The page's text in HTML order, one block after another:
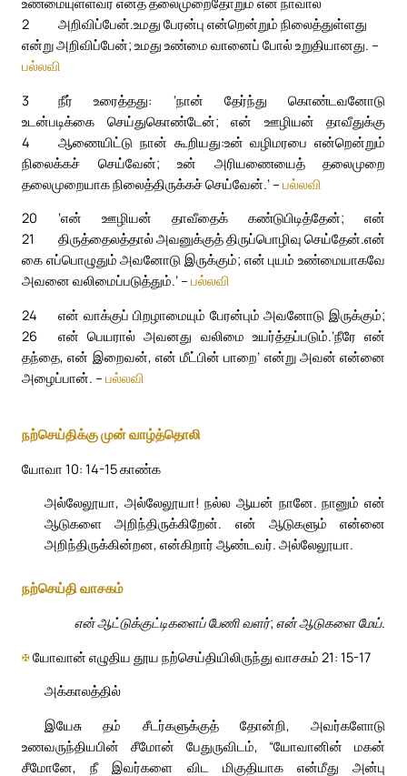
அறிவிப்பேன்.
2
உமது பேரன்பு என்றென்றும் நிலைத்துள்ளது
என்று அறிவிப்பேன்; உமது உண்மை வானைப் போல் உறுதியானது. –
பல்லவி
3
நீர் உரைத்தது: ‘நான் தேர்ந்து கொண்டவனோடு
உடன்படிக்கை செய்துகொண்டேன்; என் ஊழியன் தாவீதுக்கு
ஆணையிட்டு நான் கூறியது:
4
உன் வழிமரபை என்றென்றும்
நிலைக்கச் செய்வேன்; உன் அரியணையைத் தலைமுறை
தலைமுறையாக நிலைத்திருக்கச் செய்வேன்.’ – பல்லவி
20
‘என் ஊழியன் தாவீதைக் கண்டுபிடித்தேன்; என்
திருத்தைலத்தால் அவனுக்குத் திருப்பொழிவு செய்தேன்.
21
என்
கை எப்பொழுதும் அவனோடு இருக்கும்; என் புயம் உண்மையாகவே
அவனை வலிமைப்படுத்தும்.’ – பல்லவி
24
என் வாக்குப் பிறழாமையும் பேரன்பும் அவனோடு இருக்கும்;
என் பெயரால் அவனது வலிமை உயர்த்தப்படும்.
26
‘நீரே என்
தந்தை, என் இறைவன், என் மீட்பின் பாறை’ என்று அவன் என்னை
அழைப்பான். – பல்லவி
நற்செய்திக்கு முன் வாழ்த்தொலி
யோவா 10: 14-15 காண்க
அல்லேலூயா, அல்லேலூயா! நல்ல ஆயன் நானே. நானும் என்
ஆடுகளை அறிந்திருக்கிறேன். என் ஆடுகளும் என்னை
அறிந்திருக்கின்றன, என்கிறார் ஆண்டவர். அல்லேலூயா.
நற்செய்தி வாசகம்
என் ஆட்டுக்குட்டிகளைப் பேணி வளர்; என் ஆடுகளை மேய்.
✠யோவான் எழுதிய தூய நற்செய்தியிலிருந்து வாசகம் 21: 15-17
அக்காலத்தில்
இயேசு தம் சீடர்களுக்குத் தோன்றி, அவர்களோடு
உணவருந்தியபின் சீமோன் பேதுருவிடம், “யோவானின் மகன்
சீமோனே, நீ இவர்களை விட மிகுதியாக என்மீது அன்பு